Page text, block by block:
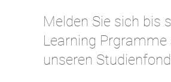
Melden Sie sich bis
Learning Prgramme
unseren